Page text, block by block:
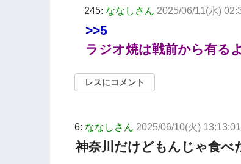
245: ななしさん 2025/06/11(水)
>>5
ラジオ焼は戦前から有るよ
レスにコメント
6: ななしさん 2025/06/10(火)
神奈川だけどもんじゃ食べ